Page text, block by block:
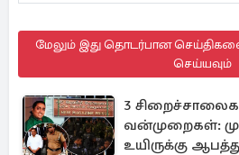
மேலும் இது தொடர்பான
செய்யவும்
3
வன்முறைகள்:
உயிருக்கு